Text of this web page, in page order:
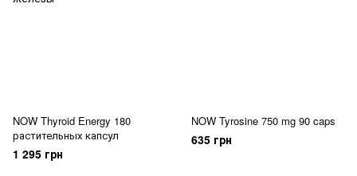
NOW Thyroid Energy 180
растительных капсул
1 295 грн
NOW Tyrosine 750 mg 90 caps
635 грн